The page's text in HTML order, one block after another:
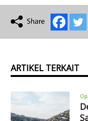
ARTIKEL TERKAIT